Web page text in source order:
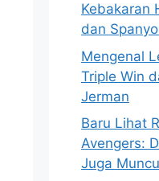
Kebakaran
dan
Mengenal
Triple Win
Jerman
Baru Lihat
Avengers:
Juga